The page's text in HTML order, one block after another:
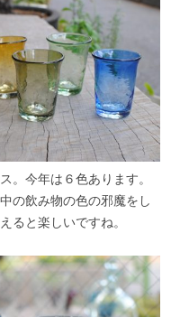
。今年は６色あります。
の飲み物の色の邪魔をし
ると楽しいですね。